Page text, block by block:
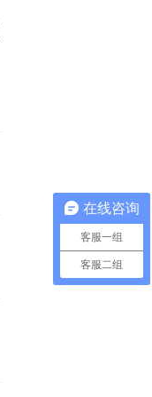
在线咨询
客服一组
客服二组